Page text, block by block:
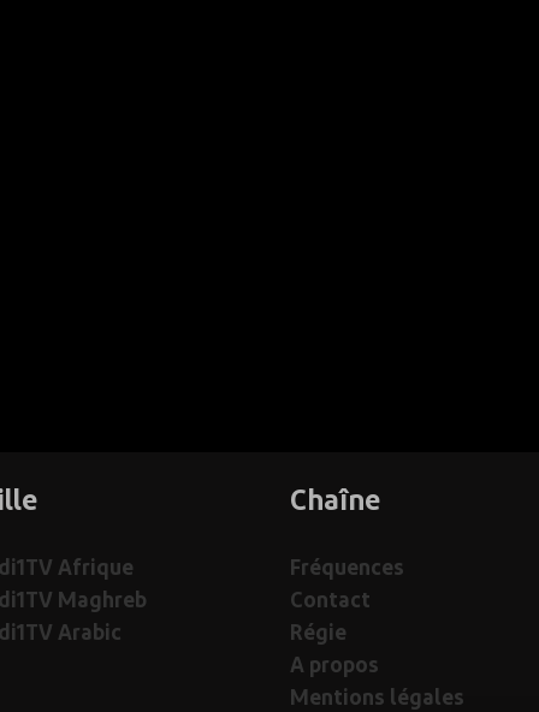
Afrique
Maghreb
Arabic
Chaîne
Fréquences
Contact
Régie
A propos
Mentions légales